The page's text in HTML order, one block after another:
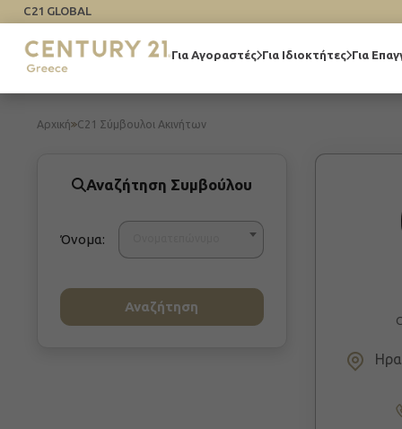
C21 GLOBAL
Για Αγοραστές Για Ιδιοκτήτες Για
Αρχική C21 Σύμβουλοι Ακινήτων
Αναζήτηση Συμβούλου
Όνομα:
Αναζήτηση